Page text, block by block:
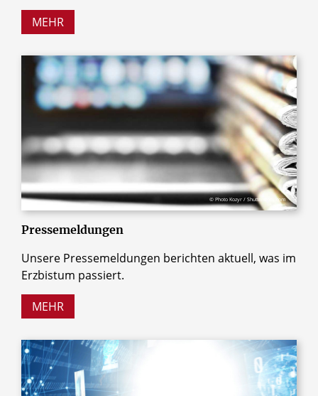
MEHR
© Photo Kozyr / Shutterstock.com
Pressemeldungen
Unsere Pressemeldungen berichten aktuell, was im
Erzbistum passiert.
MEHR